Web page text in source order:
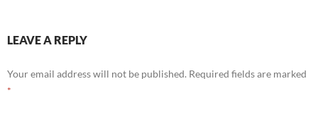
LEAVE A REPLY
Your email address will not be published. Required fields are marked
*